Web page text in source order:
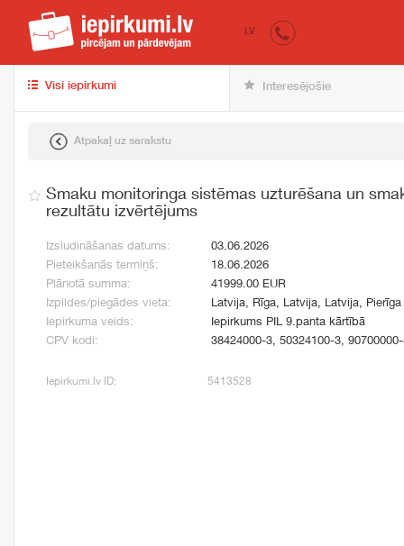
iepirkumi.lv
LV
Visi iepirkumi Interesējošie
Atpakaļ uz sarakstu
Smaku monitoringa sistēmas uzturēšana un
rezultātu izvērtējums
Izsludināšanas datums:
03.06.2026
Pieteikšanās termiņš:
18.06.2026
Plānotā summa:
41999.00 EUR
Izpildes/piegādes vieta:
Latvija, Rīga, Latvija, Latvija, Pierīga
Iepirkuma veids:
Iepirkums PIL 9.panta kārtībā
CPV kodi:
38424000-3, 50324100-3,
Iepirkumi.lv ID: 5413528